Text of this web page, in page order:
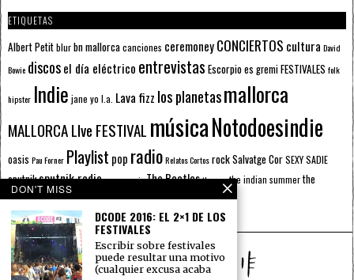
ETIQUETAS
Albert Petitblurbn mallorcacanciones ceremoneyCONCIERTOS cultura David
Bowie discosel día eléctrico entrevistas Escorpioes gremiFESTIVALES folk
hipster Indie jane yo l.a. Lava fizz los planetasmallorca
MALLORCA LIve FESTIVAL músicaNotodoesindie
oasis Pau Forner Playlist pop radioRelatos CortosrockSalvatge CorSEXY SADIE
sputniksputnik radiosummer pieThe Beatlesthe curethe indian summerthe
prussiansthe wheelsu2veranoálbumes
DON'T MISS
DCODE 2016: EL 2×1 DE LOS
FESTIVALES
Escribir sobre festivales
puede resultar una motivo
(cualquier excusa acaba